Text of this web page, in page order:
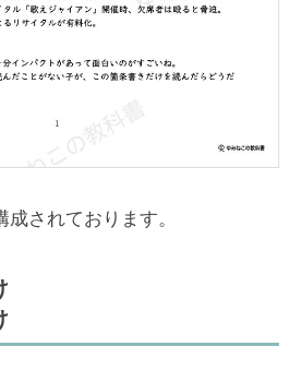
成されております。